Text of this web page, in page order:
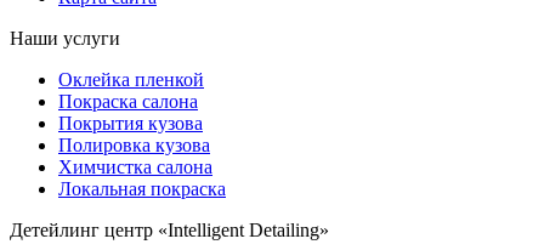
Наши услуги
Оклейка пленкой
Покраска салона
Покрытия кузова
Полировка кузова
Химчистка салона
Локальная покраска
Детейлинг центр «Intelligent Detailing»